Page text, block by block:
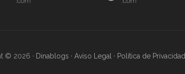
© 2026 · Dinablogs · Aviso Legal · Política de Privacidad